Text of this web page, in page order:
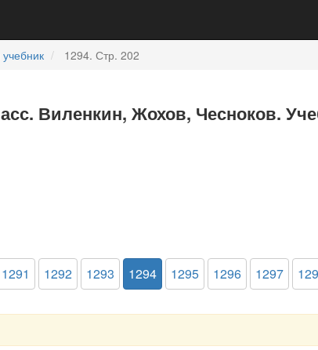
1294. Стр. 202
Виленкин, Жохов, Чесноков.
1291 1292 1293 1294 1295 1296 1297